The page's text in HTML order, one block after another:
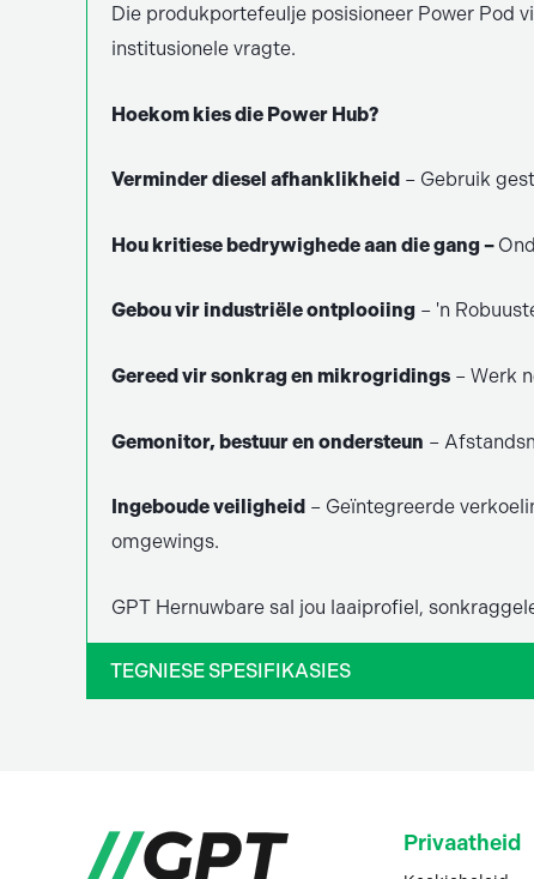
Die produkportefeulje posisioneer Power Pod
institusionele vragte.
Hoekom kies die Power Hub?
Verminder diesel afhanklikheid – Gebruik
Hou kritiese bedrywighede aan die gang –
Gebou vir industriële ontplooiing – 'n
Gereed vir sonkrag en mikrogridings – Werk
Gemonitor, bestuur en ondersteun –
Ingeboude veiligheid – Geïntegreerde
omgewings.
GPT Hernuwbare sal jou laaiprofiel,
TEGNIESE SPESIFIKASIES
Privaatheid